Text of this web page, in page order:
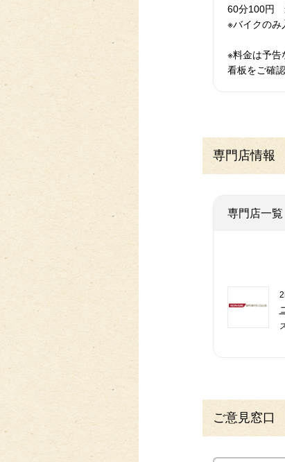
60分100円
※バイクのみ
※料金は予告
看板をご確
専門店情報
専門店一覧
ご意見窓口